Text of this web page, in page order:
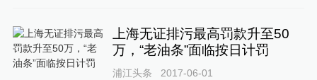
上海无证排污最高罚款升至50
万，“老油条”面临按日计罚
浦江头条 2017-06-01